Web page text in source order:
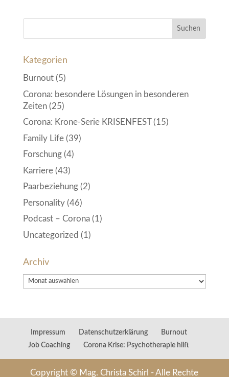
Kategorien
Burnout(5)
Corona: besondere Lösungen in besonderen
Zeiten(25)
Corona: Krone-Serie KRISENFEST(15)
Family Life(39)
Forschung(4)
Karriere(43)
Paarbeziehung(2)
Personality(46)
Podcast – Corona(1)
Uncategorized (1)
Archiv
Archiv
Impressum Datenschutzerklärung
Burnout
Job Coaching
Corona Krise: Psychotherapie hilft
Copyright © Mag. Christa Schirl - Alle Rechte